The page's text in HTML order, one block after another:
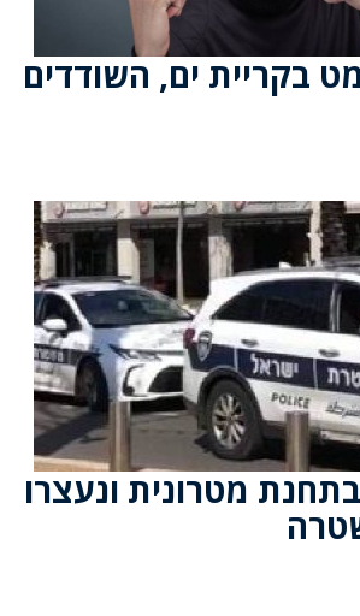
בקריית ים, השודדים
מטרונית ונעצרו